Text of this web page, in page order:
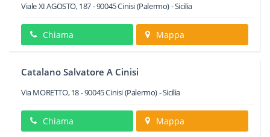
Viale XI AGOSTO, 187-90045Cinisi(Palermo) -Sicilia
Chiama Mappa
Catalano Salvatore A Cinisi
Via MORETTO, 18-90045Cinisi(Palermo) -Sicilia
Chiama Mappa